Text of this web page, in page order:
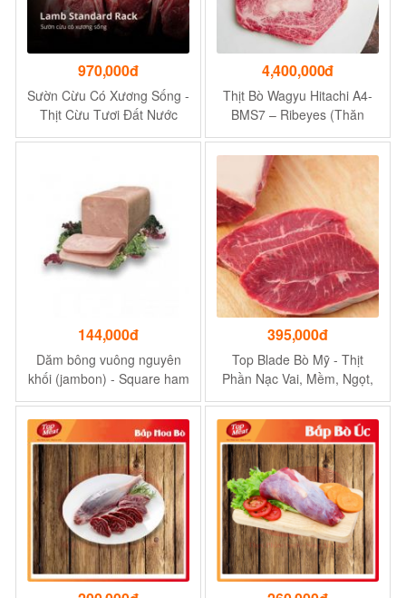
970,000đ
Sườn Cừu Có Xương Sống -
Thịt Cừu Tươi Đất Nước
New Zealand
4,400,000đ
Thịt Bò Wagyu Hitachi A4-
BMS7 – Ribeyes (Thăn
Lưng Đầu) 1kg
144,000đ
Dăm bông vuông nguyên
khối (jambon) - Square ham
( whole) - gói 2-3kg
395,000đ
Top Blade Bò Mỹ - Thịt
Phần Nạc Vai, Mềm, Ngọt,
Có Thể Làm Món Nướng,
Bittet, Steak, Lẩu, Xào…